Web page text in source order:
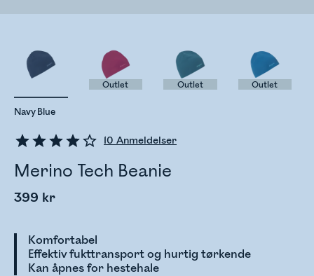
10 Anmeldelser
Merino Tech Beanie
399 kr
Komfortabel
Effektiv fukttransport og hurtig tørkende
Kan åpnes for hestehale
Navy Blue
Outlet Outlet Outlet